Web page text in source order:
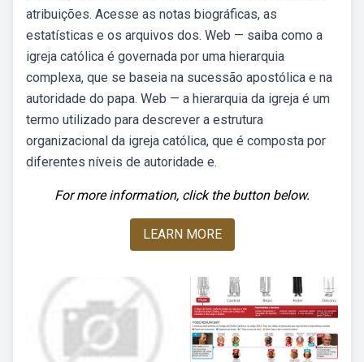
atribuições. Acesse as notas biográficas, as
estatísticas e os arquivos dos. Web — saiba como a
igreja católica é governada por uma hierarquia
complexa, que se baseia na sucessão apostólica e na
autoridade do papa. Web — a hierarquia da igreja é um
termo utilizado para descrever a estrutura
organizacional da igreja católica, que é composta por
diferentes níveis de autoridade e.
For more information, click the button below.
LEARN MORE